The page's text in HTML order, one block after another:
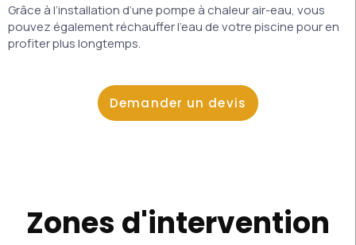
Grâce à l’installation d’une pompe à chaleur air-eau, vous
pouvez également réchauffer l’eau de votre piscine pour en
profiter plus longtemps.
Demander un devis
Zones d'intervention